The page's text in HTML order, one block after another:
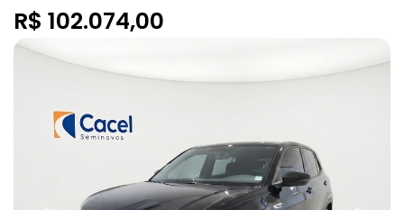
R$ 102.074,00